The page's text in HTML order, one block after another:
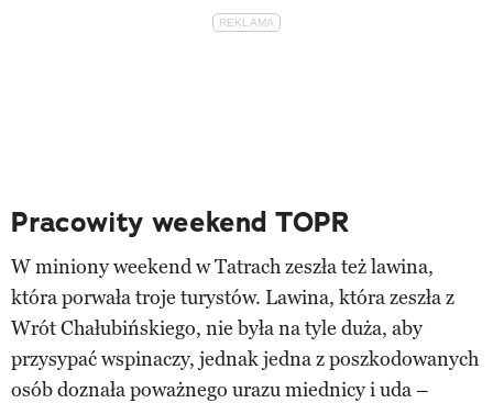
Pracowity weekend TOPR
W miniony weekend w Tatrach zeszła też lawina,
która porwała troje turystów. Lawina, która zeszła z
Wrót Chałubińskiego, nie była na tyle duża, aby
przysypać wspinaczy, jednak jedna z poszkodowanych
osób doznała poważnego urazu miednicy i uda –